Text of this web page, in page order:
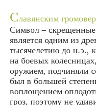
Славянским
Символ –
является одним из
тысячелетию до н.э.,
на боевых
оружием, подчиняли
был в большей
воплощением
гроз, поэтому не